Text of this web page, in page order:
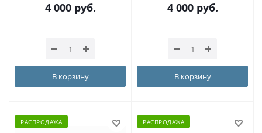
4 000руб.
В корзину
4 000руб.
В корзину
РАСПРОДАЖА РАСПРОДАЖА